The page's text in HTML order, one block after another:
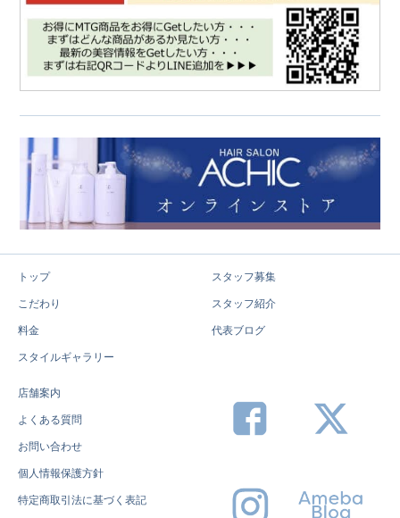
トップ
こだわり
料金
スタイルギャラリー
スタッフ募集
スタッフ紹介
代表ブログ
店舗案内
よくある質問
お問い合わせ
個人情報保護方針
特定商取引法に基づく表記